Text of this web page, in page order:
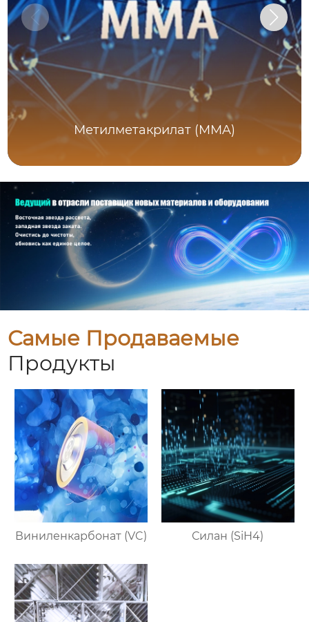
Метилметакрилат (MMA)
Самые Продаваемые
Продукты
Виниленкарбонат (VC) Силан (SiH4)